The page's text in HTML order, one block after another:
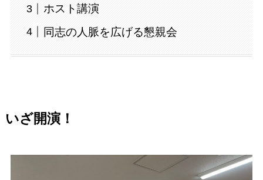
ホスト講演
同志の人脈を広げる懇親会
いざ開演！